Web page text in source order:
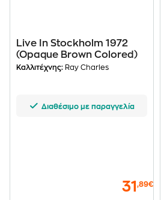
Live In Stockholm 1972
(Opaque Brown Colored)
Καλλιτέχνης: Ray Charles
Διαθέσιμο με παραγγελία
31 ,89€